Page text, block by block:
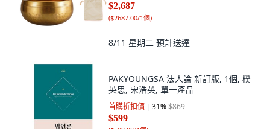
$2,687
($2687.00/1個)
8/11 星期二 預計送達
PAKYOUNGSA 法人論 新訂版, 1個, 樸
英思, 宋浩英, 單一產品
首購折扣價 31%$869
$599